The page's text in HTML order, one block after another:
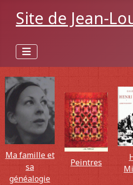
Site de Jean-
Ma famille et
sa
généalogie
Peintres